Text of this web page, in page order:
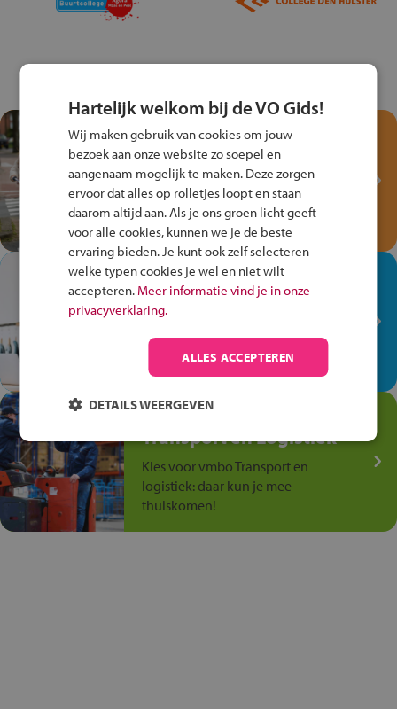
Test je kennis met het
Fiets Veilig
Verkeersspel!
Speel het Fiets Veilig Verkeersspel
en win een Cortina-fiets!
In de winkel ben je op je
plek!
op de winkelvloer, waar elke dag
anders is!
Jouw talent in de
Transport en Logistiek
Kies voor vmbo Transport en
logistiek: daar kun je mee
thuiskomen!
Hartelijk welkom bij de VO Gids!
Wij maken gebruik van cookies om jouw
bezoek aan onze website zo soepel en
aangenaam mogelijk te maken. Deze zorgen
ervoor dat alles op rolletjes loopt en staan
daarom altijd aan. Als je ons groen licht geeft
voor alle cookies, kunnen we je de beste
ervaring bieden. Je kunt ook zelf selecteren
welke typen cookies je wel en niet wilt
accepteren. Meer informatie vind je in onze
privacyverklaring.
ALLES ACCEPTEREN
DETAILS WEERGEVEN